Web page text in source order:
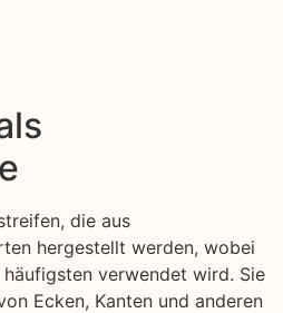
die aus
hergestellt werden, wobei
verwendet wird. Sie
Ecken, Kanten und anderen